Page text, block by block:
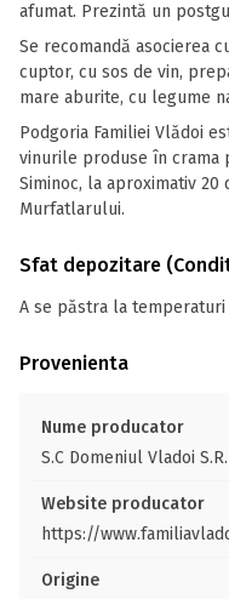
afumat. Prezintă un
Se recomandă asocierea
cuptor, cu sos de vin,
mare aburite, cu legume
Podgoria Familiei Vlădoi
vinurile produse în crama
Siminoc, la aproximativ
Murfatlarului.
Sfat depozitare
A se păstra la temperaturi
Provenienta
Nume producator
S.C Domeniul Vladoi
Website producator
https://
Origine